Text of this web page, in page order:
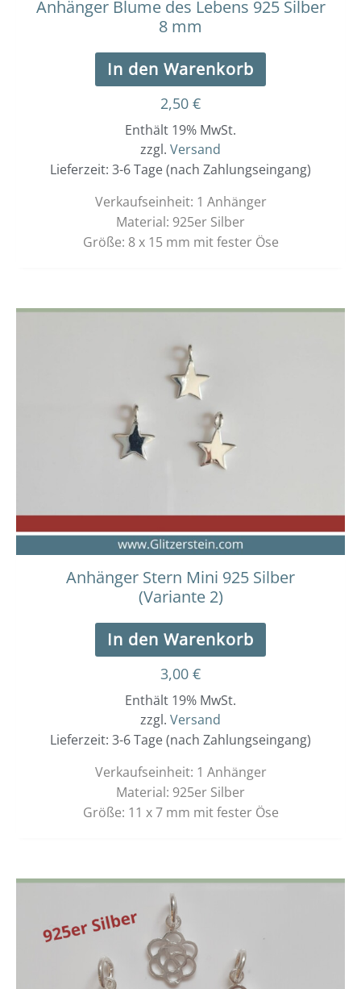
Anhänger Blume des Lebens 925 Silber
8 mm
In den Warenkorb
2,50 €
Enthält 19% MwSt.
zzgl. Versand
Lieferzeit: 3-6 Tage (nach Zahlungseingang)
Verkaufseinheit: 1 Anhänger
Material: 925er Silber
Größe: 8 x 15 mm mit fester Öse
Anhänger Stern Mini 925 Silber
(Variante 2)
In den Warenkorb
3,00 €
Enthält 19% MwSt.
zzgl. Versand
Lieferzeit: 3-6 Tage (nach Zahlungseingang)
Verkaufseinheit: 1 Anhänger
Material: 925er Silber
Größe: 11 x 7 mm mit fester Öse